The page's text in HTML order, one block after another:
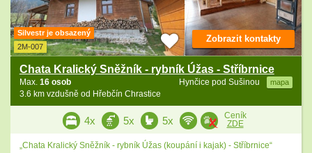
Silvestr je obsazený
2M-007
Chata Kralický Sněžník - rybník Úžas - Stříbrnice
Hynčice pod Sušinou mapa
Max. 16 osob
3.6 km vzdušně od Hřebčín Chrastice
Zobrazit kontakty
4x 5x 5x
Ceník
ZDE
„Chata Kralický Sněžník - rybník Úžas (koupání i kajak) - Stříbrnice“